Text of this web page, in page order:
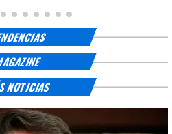
NOTICIAS